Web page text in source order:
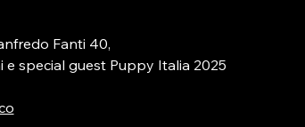
Fanti 40,
special guest Puppy Italia 2025